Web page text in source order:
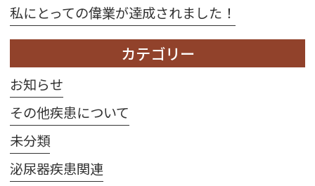
私にとっての偉業が達成されました！
カテゴリー
お知らせ
その他疾患について
未分類
泌尿器疾患関連